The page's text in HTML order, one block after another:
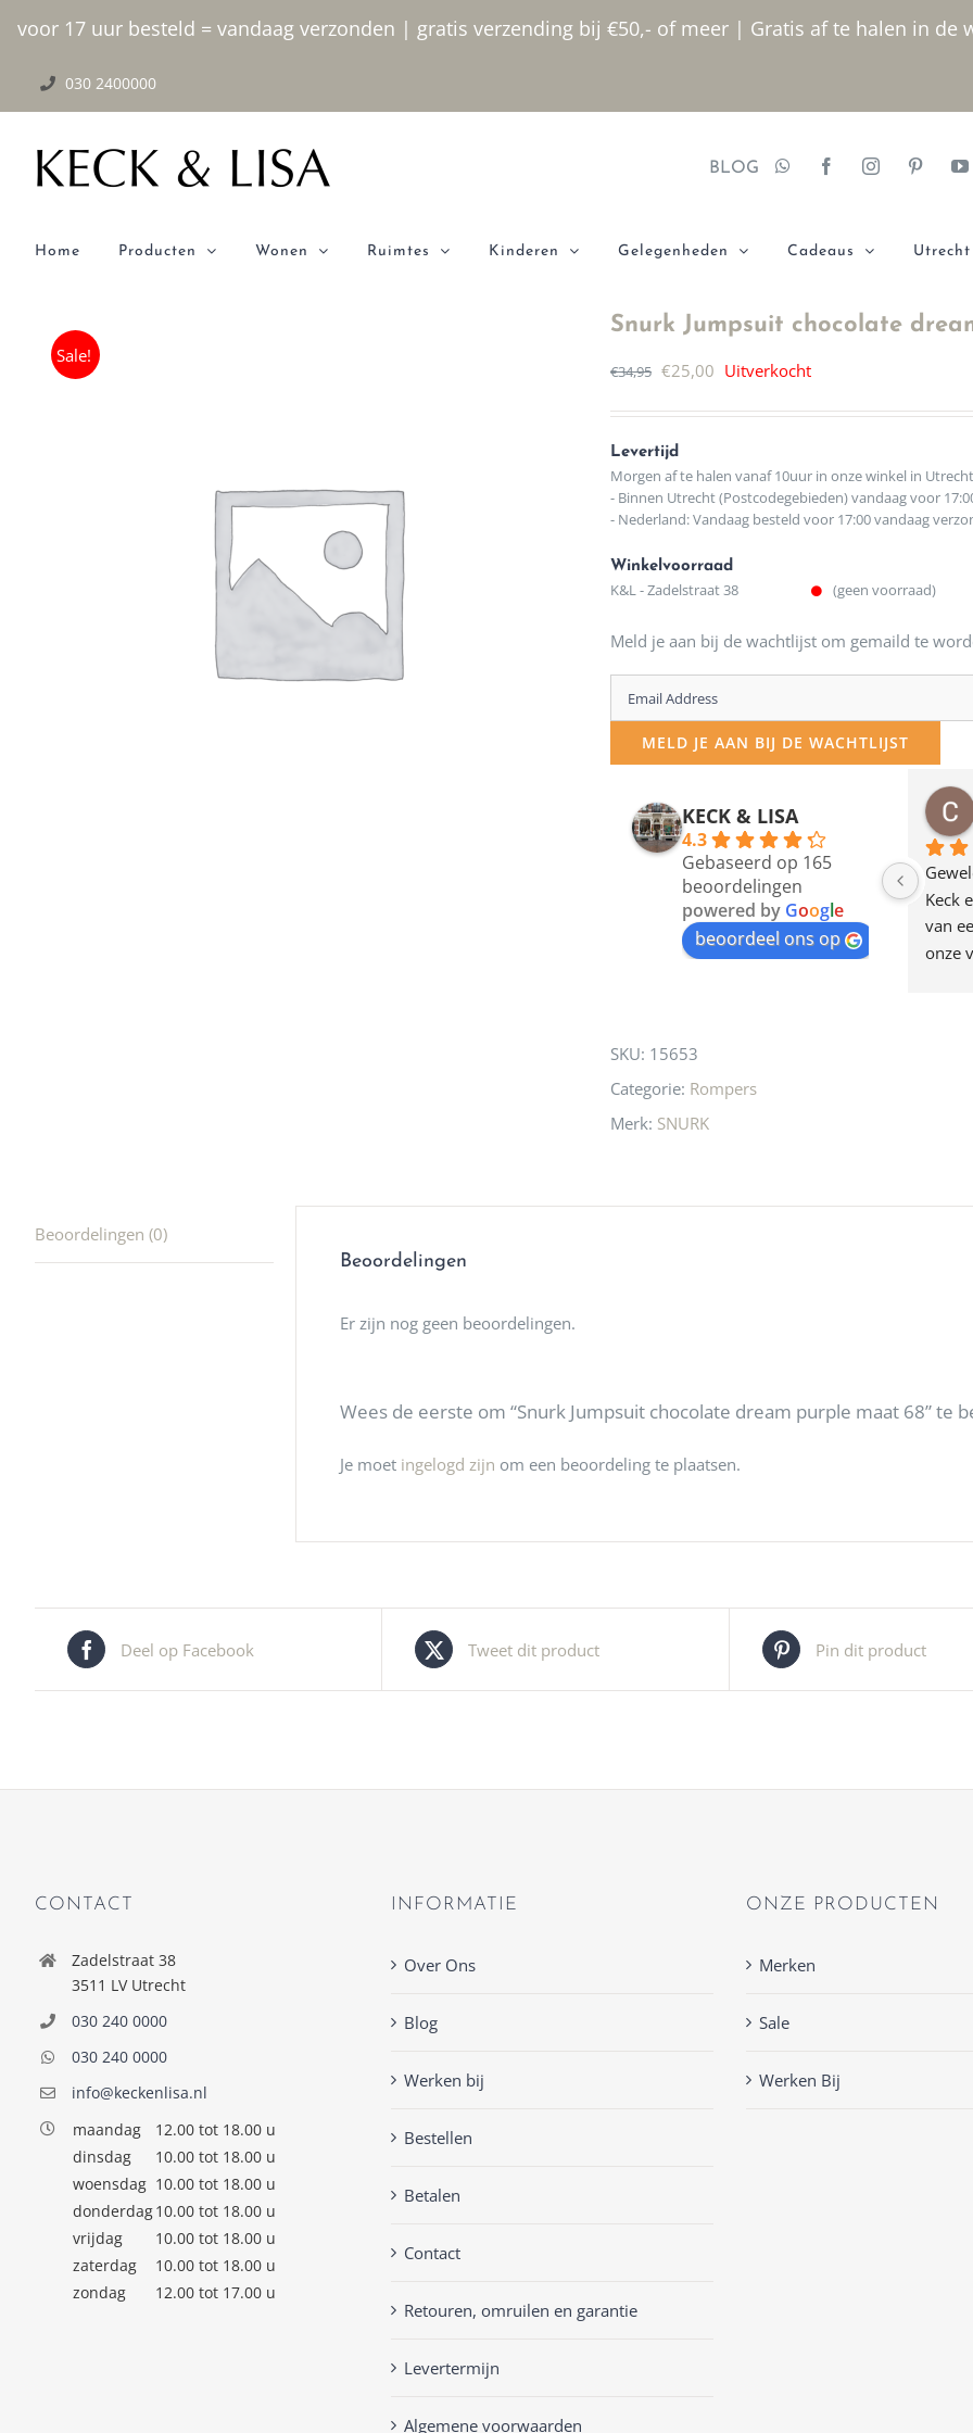
voor 17 uur besteld = vandaag verzonden | gratis verzending bij €50,- of meer | Gratis af te halen in
inhoud
030 2400000
BLOG
Home Producten Wonen Ruimtes Kinderen Gelegenheden Cadeaus Utrecht
Sale!
Snurk Jumpsuit chocolate
€34,95 Oorspronkelijke
was:
€34,95.
€25,00 Huidige
€25,00.
Uitverkocht
Levertijd
Morgen af te halen vanaf 10uur in onze winkel in Utrecht
- Binnen Utrecht (Postcodegebieden) vandaag voor
- Nederland: Vandaag besteld voor 17:00 vandaag
Winkelvoorraad
K&L - Zadelstraat 38 (geen voorraad)
Meld je aan bij de wachtlijst om gemaild te
Enter
your
email
MELD JE AAN BIJ DE WACHTLIJST
KECK & LISA
4.3
Gebaseerd op 165
beoordelingen
powered by Google
beoordeel ons op
ook heel aardig en gezellig
12 maanden geleden
Waarom in hemelsnaam
de woonwinkel op de
klippen  laten lopen? Waar
moeten nu de design
Keck
van
onze
SKU: 15653
Categorie: Rompers
Merk: SNURK
Beoordelingen (0)
Beoordelingen
Er zijn nog geen beoordelingen.
Wees de eerste om “Snurk Jumpsuit chocolate dream purple maat 68” te
Je moet ingelogd zijn om een beoordeling te plaatsen.
Deel op Facebook Tweet dit product Pin dit product
CONTACT
Zadelstraat 38
3511 LV Utrecht
030 240 0000
030 240 0000
info@keckenlisa.nl
maandag
12.00 tot 18.00 u
dinsdag
10.00 tot 18.00 u
woensdag 10.00 tot 18.00 u
donderdag10.00 tot 18.00 u
vrijdag
10.00 tot 18.00 u
zaterdag
10.00 tot 18.00 u
zondag
12.00 tot 17.00 u
INFORMATIE
Over Ons
Blog
Werken bij
Bestellen
Betalen
Contact
Retouren, omruilen en garantie
Levertermijn
Algemene voorwaarden
ONZE PRODUCTEN
Merken
Sale
Werken Bij